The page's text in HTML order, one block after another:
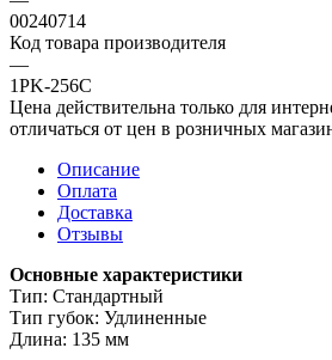
00240714
Код товара производителя
—
1PK-256C
Цена действительна только для
отличаться от цен в розничных
Описание
Оплата
Доставка
Отзывы
Основные характеристики
Тип: Стандартный
Тип губок: Удлиненные
Длина: 135 мм